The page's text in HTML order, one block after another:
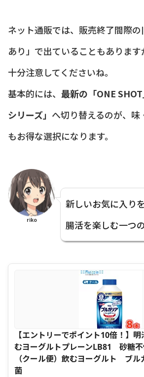
ネット通販では、販売終了間際
あり」で出ていることもありま
十分注意してくださいね。
基本的には、 最新の「ONE
シリーズ」 へ切り替えるのが、
もお得な選択になります。
riko
新しいお気に入り
腸活を楽しむ一つ
【エントリーでポイント10倍！】
むヨーグルトプレーンLB81 砂糖
（クール便）飲むヨーグルト ブ
菌